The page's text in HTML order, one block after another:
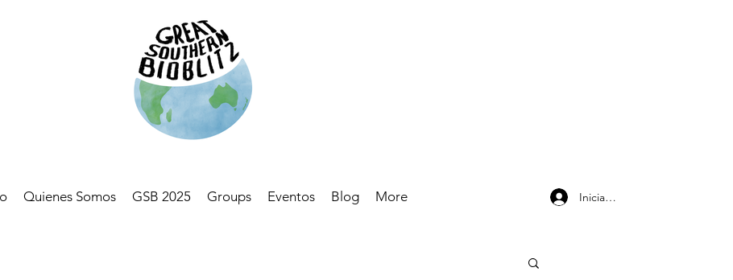
Quienes Somos GSB 2025 Groups Eventos Blog More Iniciar sesión